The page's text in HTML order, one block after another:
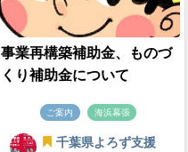
事業再構築補助金、ものづ
くり補助金について
ご案内 海浜幕張
千葉県よろず支援